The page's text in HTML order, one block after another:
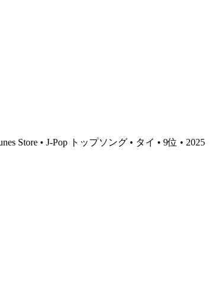
Store • J-Pop トップソング • タイ • 9位 • 2025